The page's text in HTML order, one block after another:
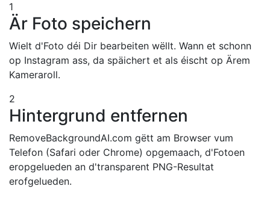
1
Är Foto speichern
Wielt d'Foto déi Dir bearbeiten wëllt. Wann et schonn
op Instagram ass, da späichert et als éischt op Ärem
Kameraroll.
2
Hintergrund entfernen
RemoveBackgroundAI.com gëtt am Browser vum
Telefon (Safari oder Chrome) opgemaach, d'Fotoen
eropgelueden an d'transparent PNG-Resultat
erofgelueden.